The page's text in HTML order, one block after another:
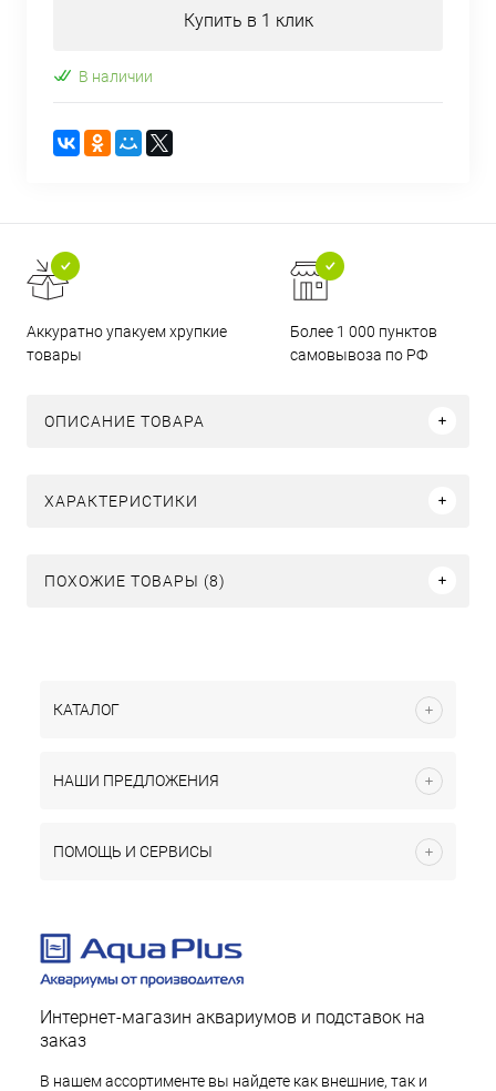
Купить в 1 клик
В наличии
Аккуратно упакуем хрупкие
товары
Более 1 000 пунктов
самовывоза по РФ
ОПИСАНИЕ ТОВАРА
ХАРАКТЕРИСТИКИ
ПОХОЖИЕ ТОВАРЫ (8)
КАТАЛОГ
НАШИ ПРЕДЛОЖЕНИЯ
ПОМОЩЬ И СЕРВИСЫ
Интернет-магазин аквариумов и подставок на
заказ
В нашем ассортименте вы найдете как внешние, так и